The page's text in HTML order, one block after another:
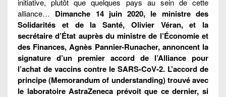
initiative, plutôt que quelques pays au sein de cette
alliance… Dimanche 14 juin 2020, le ministre des
Solidarités et de la Santé, Olivier Véran, et la
secrétaire d’État auprès du ministre de l’Économie et
des Finances, Agnès Pannier-Runacher, annoncent la
signature d’un premier accord de l’Alliance pour
l’achat de vaccins contre le SARS-CoV-2. L’accord de
principe (Memorandum of understanding) trouvé avec
le laboratoire AstraZeneca prévoit que ce dernier, si